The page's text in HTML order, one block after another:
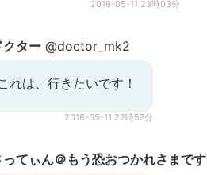
2016-05-11 23時03分
クター @doctor_mk2
れは、行きたいです！
2016-05-11 22時57分
ってぃん＠もう恐おつかれさまです